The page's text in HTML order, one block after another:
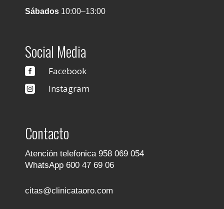
Sábados 10:00–13:00
Social Media
 Facebook
 Instagram
Contacto
Atención telefonica 958 069 054
WhatsApp 600 47 69 06
citas@clinicataoro.com